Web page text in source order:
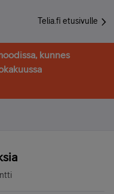
Telia.fi etusivulle
kunnes